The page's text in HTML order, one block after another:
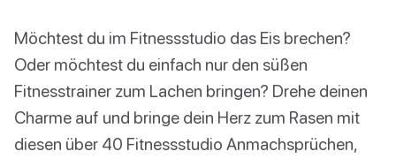
Möchtest du im Fitnessstudio das Eis brechen?
Oder möchtest du einfach nur den süßen
Fitnesstrainer zum Lachen bringen? Drehe deinen
Charme auf und bringe dein Herz zum Rasen mit
diesen über 40 Fitnessstudio Anmachsprüchen,